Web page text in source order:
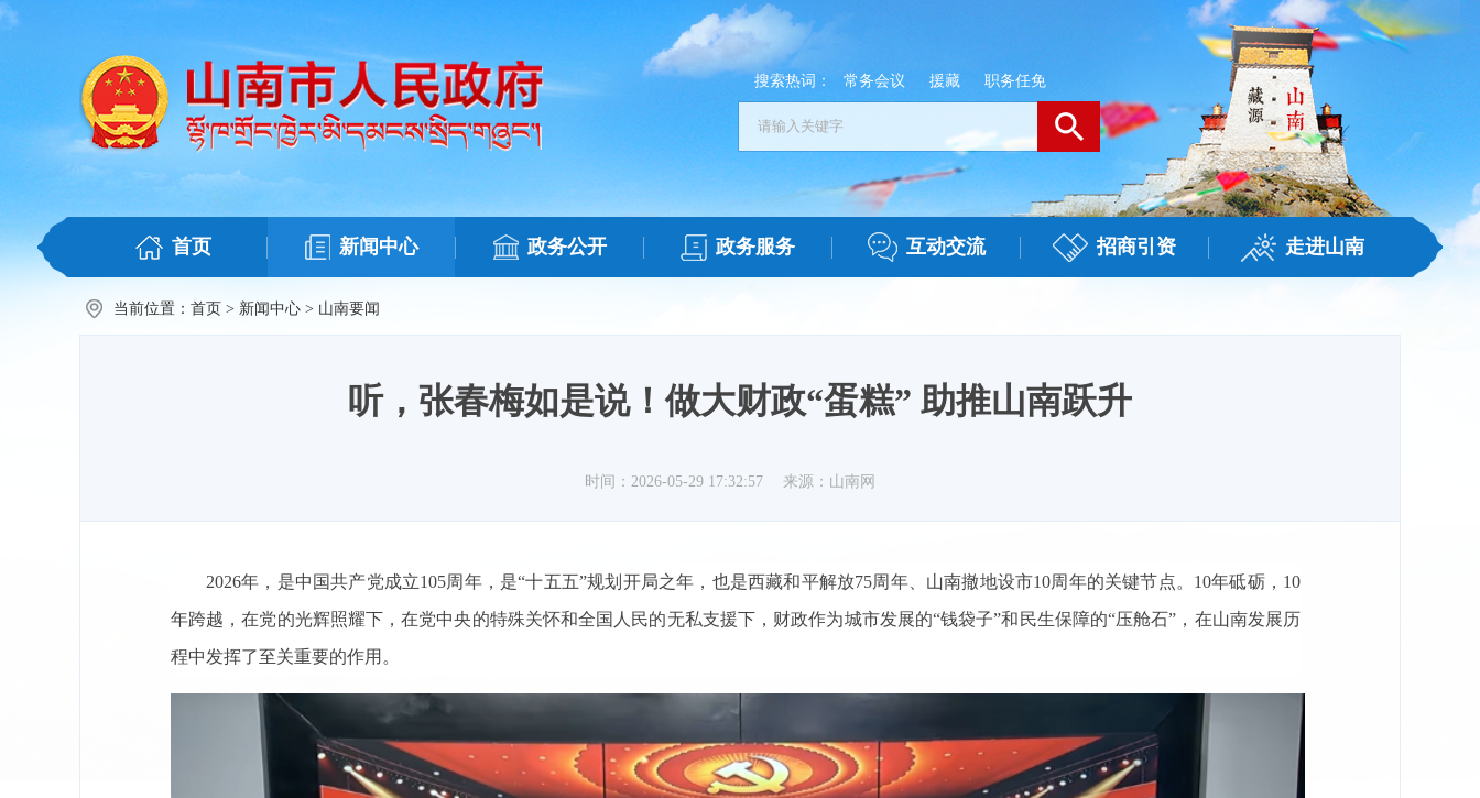
搜索热词： 常务会议 援藏 职务任免
首页 新闻中心 政务公开 政务服务 互动交流 招商引资 走进山南
当前位置： 首页 > 新闻中心 > 山南要闻
听，张春梅如是说！做大财政“蛋糕” 助推山南跃升
时间：2026-05-29 17:32:57 来源：山南网
2026年，是中国共产党成立105周年，是“十五五”规划开局之年，也是西藏和平解放75周年、山南撤地设市10周年的关键节点。10年砥砺，10
年跨越，在党的光辉照耀下，在党中央的特殊关怀和全国人民的无私支援下，财政作为城市发展的“钱袋子”和民生保障的“压舱石”，在山南发展历
程中发挥了至关重要的作用。